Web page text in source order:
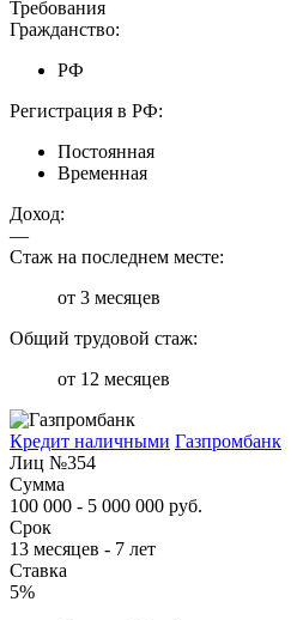
Требования
Гражданство:
РФ
Регистрация в РФ:
Постоянная
Временная
Доход:
—
Стаж на последнем месте:
от 3 месяцев
Общий трудовой стаж:
от 12 месяцев
Кредит наличными Газпромбанк
Лиц №354
Сумма
100 000 - 5 000 000 руб.
Срок
13 месяцев - 7 лет
Ставка
5%